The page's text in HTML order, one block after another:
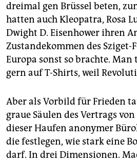
dreimal gen Brüssel beten,
hatten auch Kleopatra, Rosa
Dwight D. Eisenhower ihren
Zustandekommen des Sziget-
Europa sonst so brachte. Man
gern auf T-Shirts, weil
Aber als Vorbild für Frieden
graue Säulen des Vertrags
dieser Haufen anonymer
die festlegen, wie stark eine
darf. In drei Dimensionen.